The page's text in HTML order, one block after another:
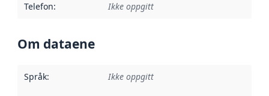
Telefon: Ikke oppgitt
Om dataene
Språk: Ikke oppgitt